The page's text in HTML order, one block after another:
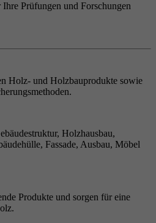
Prüfungen und Forschungen
Holz- und Holzbauprodukte sowie
Holzhausbau,
Fassade, Ausbau, Möbel
Produkte und sorgen für eine